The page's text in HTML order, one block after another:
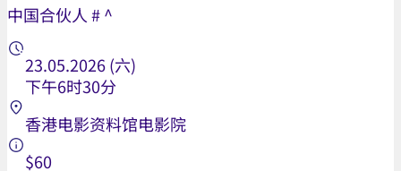
中国合伙人 # ^
23.05.2026 (六)
下午6时30分
香港电影资料馆电影院
$60